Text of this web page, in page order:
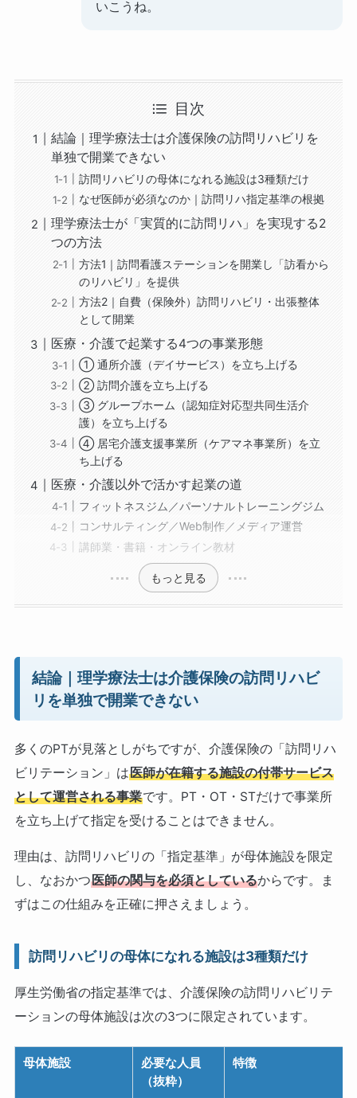
いこうね。
目次
結論｜理学療法士は介護保険の訪問リハビリを
単独で開業できない
訪問リハビリの母体になれる施設は3種類だけ
なぜ医師が必須なのか｜訪問リハ指定基準の根拠
理学療法士が「実質的に訪問リハ」を実現する2
つの方法
方法1｜訪問看護ステーションを開業し「訪看から
のリハビリ」を提供
方法2｜自費（保険外）訪問リハビリ・出張整体
として開業
医療・介護で起業する4つの事業形態
① 通所介護（デイサービス）を立ち上げる
② 訪問介護を立ち上げる
③ グループホーム（認知症対応型共同生活介
護）を立ち上げる
④ 居宅介護支援事業所（ケアマネ事業所）を立
ち上げる
医療・介護以外で活かす起業の道
フィットネスジム／パーソナルトレーニングジム
コンサルティング／Web制作／メディア運営
講師業・書籍・オンライン教材
もっと見る
結論｜理学療法士は介護保険の訪問リハビ
リを単独で開業できない
多くのPTが見落としがちですが、介護保険の「訪問リハ
ビリテーション」は医師が在籍する施設の付帯サービス
として運営される事業です。PT・OT・STだけで事業所
を立ち上げて指定を受けることはできません。
理由は、訪問リハビリの「指定基準」が母体施設を限定
し、なおかつ医師の関与を必須としているからです。ま
ずはこの仕組みを正確に押さえましょう。
訪問リハビリの母体になれる施設は3種類だけ
厚生労働省の指定基準では、介護保険の訪問リハビリテ
ーションの母体施設は次の3つに限定されています。
母体施設
必要な人員
（抜粋）
特徴